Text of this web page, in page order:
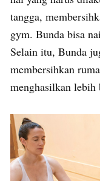
tangga,
gym. Bunda bisa
Selain itu, Bunda
membersihkan
menghasilkan lebih